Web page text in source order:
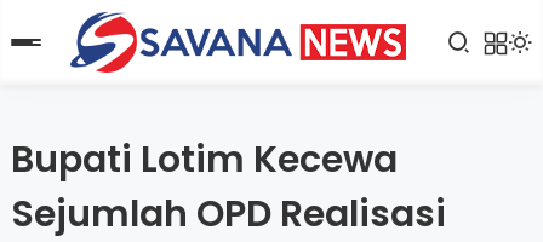
Bupati Lotim Kecewa
Sejumlah OPD Realisasi